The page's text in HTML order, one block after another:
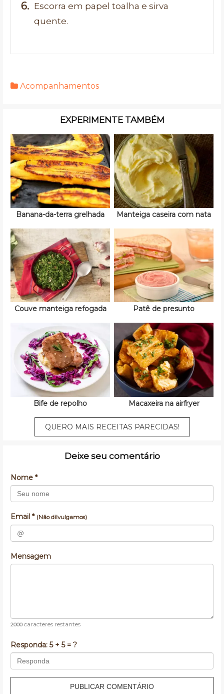
Escorra em papel toalha e sirva
quente.
Acompanhamentos
EXPERIMENTE TAMBÉM
Banana-da-terra grelhada Manteiga caseira com nata
Couve manteiga refogada Patê de presunto
Bife de repolho Macaxeira na airfryer
QUERO MAIS RECEITAS PARECIDAS!
Deixe seu comentário
Nome *
Email * (Não dilvulgamos)
Mensagem
2000caracteres restantes
Responda: 5 + 5 = ?
PUBLICAR COMENTÁRIO